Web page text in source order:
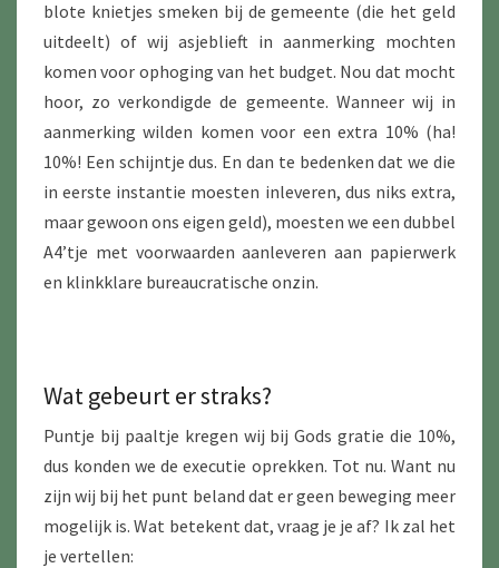
blote knietjes smeken bij de gemeente (die het geld
uitdeelt) of wij asjeblieft in aanmerking mochten
komen voor ophoging van het budget. Nou dat mocht
hoor, zo verkondigde de gemeente. Wanneer wij in
aanmerking wilden komen voor een extra 10% (ha!
10%! Een schijntje dus. En dan te bedenken dat we die
in eerste instantie moesten inleveren, dus niks extra,
maar gewoon ons eigen geld), moesten we een dubbel
A4’tje met voorwaarden aanleveren aan papierwerk
en klinkklare bureaucratische onzin.
Wat gebeurt er straks?
Puntje bij paaltje kregen wij bij Gods gratie die 10%,
dus konden we de executie oprekken. Tot nu. Want nu
zijn wij bij het punt beland dat er geen beweging meer
mogelijk is. Wat betekent dat, vraag je je af? Ik zal het
je vertellen: